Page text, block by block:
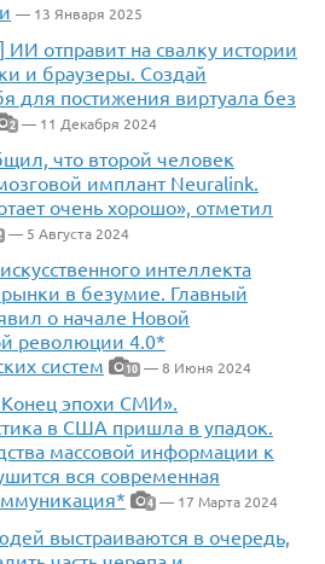
— 13 Января 2025
отправит на свалку истории
и браузеры. Создай
для постижения виртуала без
2 — 11 Декабря 2024
что второй человек
имплант Neuralink.
очень хорошо», отметил
— 5 Августа 2024
интеллекта
в безумие. Главный
о начале Новой
революции 4.0*
систем
10 — 8 Июня 2024
эпохи СМИ».
в США пришла в упадок.
массовой информации к
вся современная
4 — 17 Марта 2024
выстраиваются в очередь,